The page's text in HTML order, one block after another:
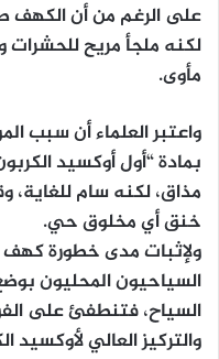
لكنه ملجأ مريح للحشرات
مأوى.
واعتبر العلماء أن سبب
بمادة “أول أوكسيد
مذاق، لكنه سام للغاية،
خنق أي مخلوق حي.
ولإثبات مدى خطورة كهف
السياحيون المحليون
السياح، فتنطفئ على
والتركيز العالي لأوكسيد